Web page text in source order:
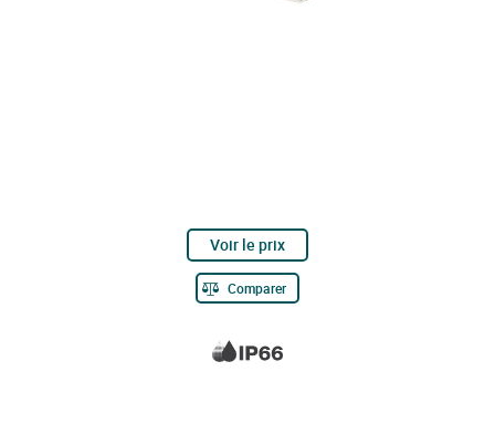
Voir le prix
Comparer